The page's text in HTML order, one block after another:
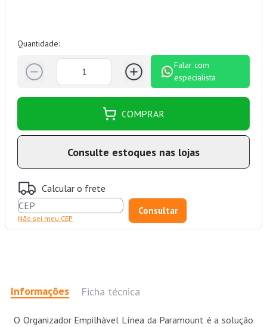
Quantidade:
Falar com
especialista
COMPRAR
Consulte estoques nas lojas
Calcular o frete
Não sei meu CEP
Informações Ficha técnica
O Organizador Empilhável Línea da Paramount é a solução